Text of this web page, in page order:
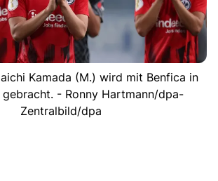
Kamada (M.) wird mit Benfica in
gebracht. - Ronny Hartmann/dpa-
Zentralbild/dpa